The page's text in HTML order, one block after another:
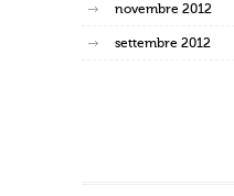
novembre 2012
settembre 2012